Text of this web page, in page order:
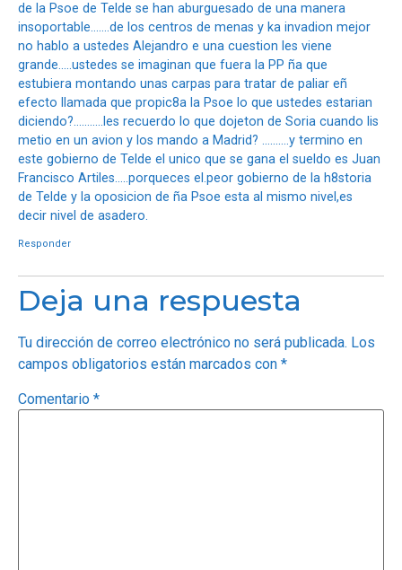
de la Psoe de Telde se han aburguesado de una manera
insoportable…….de los centros de menas y ka invadion mejor
no hablo a ustedes Alejandro e una cuestion les viene
grande…..ustedes se imaginan que fuera la PP ña que
estubiera montando unas carpas para tratar de paliar eñ
efecto llamada que propic8a la Psoe lo que ustedes estarian
diciendo?………..les recuerdo lo que dojeton de Soria cuando lis
metio en un avion y los mando a Madrid? ……….y termino en
este gobierno de Telde el unico que se gana el sueldo es Juan
Francisco Artiles…..porqueces el.peor gobierno de la h8storia
de Telde y la oposicion de ña Psoe esta al mismo nivel,es
decir nivel de asadero.
Responder
Deja una respuesta
Tu dirección de correo electrónico no será publicada. Los
campos obligatorios están marcados con *
Comentario *